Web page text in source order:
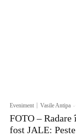
Eveniment Vasile Antipa -
FOTO – Radare
fost JALE: